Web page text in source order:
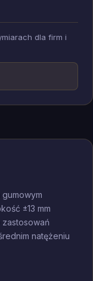
dla firm i
±13 mm
zastosowań
natężeniu